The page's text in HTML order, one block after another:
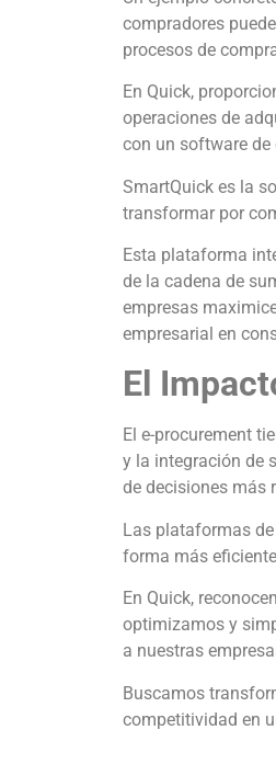
compradores
procesos de
En Quick,
operaciones de
con un software
SmartQuick es la
transformar por
Esta plataforma
de la cadena de
empresas
empresarial en
El
El e-procurement
y la integración de
de decisiones más
Las plataformas
forma más
En Quick,
optimizamos y
a nuestras
Buscamos
competitividad en